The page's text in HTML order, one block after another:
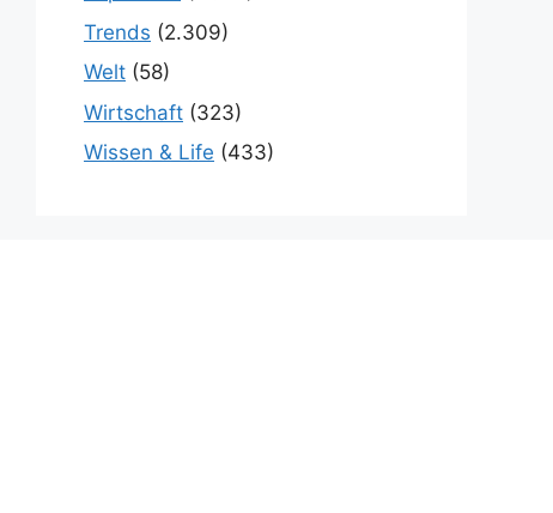
Trends (2.309)
Welt (58)
Wirtschaft (323)
Wissen & Life (433)